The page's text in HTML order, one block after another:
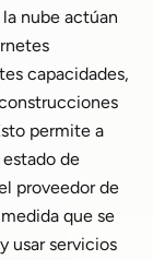
nube actúan
capacidades,
permite a
de
proveedor de
que se
usar servicios